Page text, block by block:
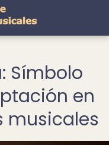
Símbolo
en
musicales